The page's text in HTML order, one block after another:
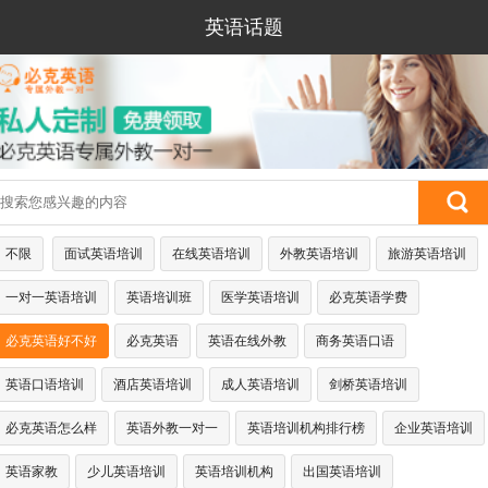
英语话题
不限 面试英语培训 在线英语培训 外教英语培训 旅游英语培训
一对一英语培训 英语培训班 医学英语培训 必克英语学费
必克英语好不好 必克英语 英语在线外教 商务英语口语
英语口语培训 酒店英语培训 成人英语培训 剑桥英语培训
必克英语怎么样 英语外教一对一 英语培训机构排行榜 企业英语培训
英语家教 少儿英语培训 英语培训机构 出国英语培训